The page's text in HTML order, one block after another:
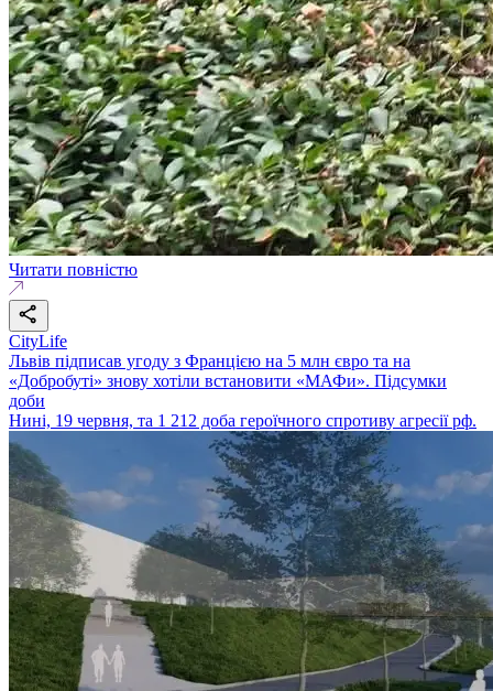
Читати повністю
CityLife
Львів підписав угоду з Францією на 5 млн євро та на
«Добробуті» знову хотіли встановити «МАФи». Підсумки
доби
Нині, 19 червня, та 1 212 доба героїчного спротиву агресії рф.